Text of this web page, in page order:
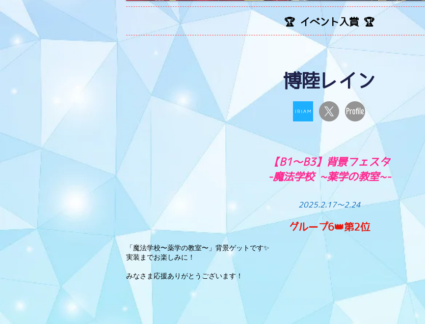
🏆 イベント入賞 🏆
博陸レイン
【B1〜B3】背景フェスタ
-魔法学校 ~薬学の教室~-
2025.2.17〜2.24
グループ6👑第2位
「魔法学校〜薬学の教室〜」背景ゲットです✨
実装までお楽しみに！
みなさま応援ありがとうございます！